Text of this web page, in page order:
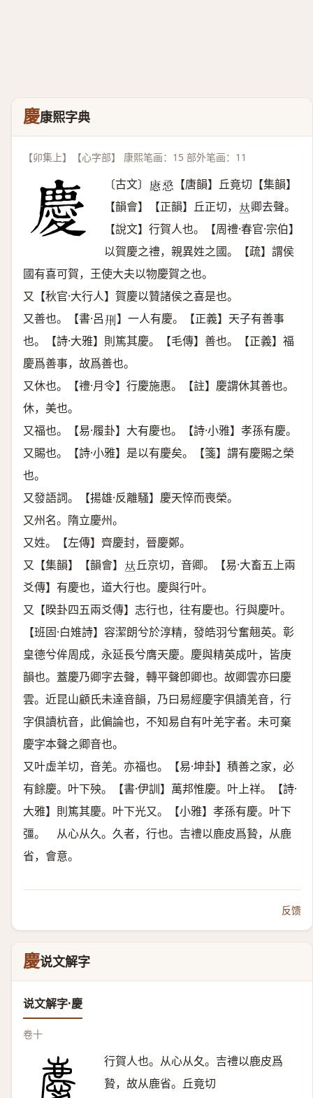
慶康熙字典
【卯集上】【心字部】 康熙笔画：15 部外笔画：11
〔古文〕 𢞢 𢙎
【唐韻】丘竟切【集韻】
【韻會】【正韻】丘正切， 𠀤卿去聲。
【說文】行賀人也。【周禮·春官·宗伯】
以賀慶之禮，親異姓之國。【疏】謂侯
國有喜可賀，王使大夫以物慶賀之也。
又【秋官·大行人】賀慶以贊諸侯之喜是也。
又善也。【書·呂𠛬】一人有慶。【正義】天子有善事
也。【詩·大雅】則篤其慶。【毛傳】善也。【正義】福
慶爲善事，故爲善也。
又休也。【禮·月令】行慶施惠。【註】慶謂休其善也。
休，美也。
又福也。【易·履卦】大有慶也。【詩·小雅】孝孫有慶。
又賜也。【詩·小雅】是以有慶矣。【箋】謂有慶賜之榮
也。
又發語詞。【揚雄·反離騷】慶天悴而喪榮。
又州名。隋立慶州。
又姓。【左傳】齊慶封，晉慶鄭。
又【集韻】【韻會】 𠀤丘京切，音卿。【易·大畜五上兩
爻傳】有慶也，道大行也。慶與行叶。
又【睽卦四五兩爻傳】志行也，往有慶也。行與慶叶。
【班固·白雉詩】容潔朗兮於淳精，發皓羽兮奮翹英。彰
皇德兮侔周成，永延長兮膺天慶。慶與精英成叶，皆庚
韻也。蓋慶乃卿字去聲，轉平聲卽卿也。故卿雲亦曰慶
雲。近昆山顧氏未達音韻，乃曰易經慶字俱讀羌音，行
字俱讀杭音，此偏論也，不知易自有叶羌字者。未可棄
慶字本聲之卿音也。
又叶虛羊切，音羌。亦福也。【易·坤卦】積善之家，必
有餘慶。叶下殃。【書·伊訓】萬邦惟慶。叶上祥。【詩·
大雅】則篤其慶。叶下光又。【小雅】孝孫有慶。叶下
彊。 从心从久。久者，行也。吉禮以鹿皮爲贄，从鹿
省，會意。
反馈
慶说文解字
说文解字·慶
卷十
行賀人也。从心从夂。吉禮以鹿皮爲
贄，故从鹿省。丘竟切